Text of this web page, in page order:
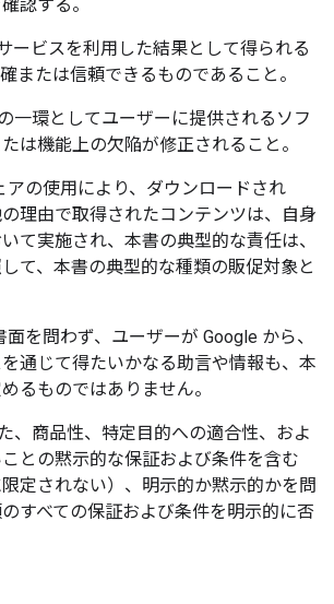
認する。
ービスを利用した結果として得られる
または信頼できるものであること。
一環としてユーザーに提供されるソフ
は機能上の欠陥が修正されること。
アの使用により、ダウンロードされ
理由で取得されたコンテンツは、自身
て実施され、本書の典型的な責任は、
て、本書の典型的な種類の販促対象と
を問わず、ユーザーが Google から、
通じて得たいかなる助言や情報も、本
るものではありません。
、商品性、特定目的への適合性、およ
との黙示的な保証および条件を含む
限定されない）、明示的か黙示的かを問
すべての保証および条件を明示的に否